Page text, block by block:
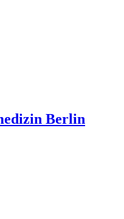
Berlin